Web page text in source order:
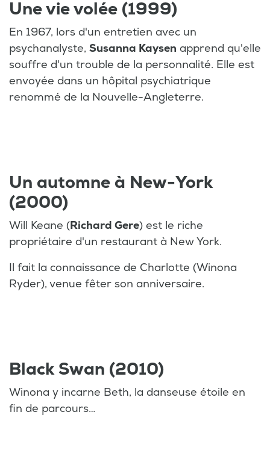
Une vie volée (1999)
En 1967, lors d'un entretien avec un
psychanalyste, Susanna Kaysen apprend qu'elle
souffre d'un trouble de la personnalité. Elle est
envoyée dans un hôpital psychiatrique
renommé de la Nouvelle-Angleterre.
Un automne à New-York
(2000)
Will Keane (Richard Gere) est le riche
propriétaire d'un restaurant à New York.
Il fait la connaissance de Charlotte (Winona
Ryder), venue fêter son anniversaire.
Black Swan (2010)
Winona y incarne Beth, la danseuse étoile en
fin de parcours…